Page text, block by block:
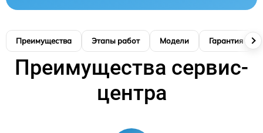
Преимущества Этапы работ Модели Гарантия
Преимущества сервис-
центра